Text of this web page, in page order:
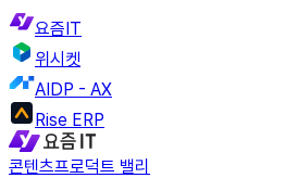
요즘IT
위시켓
AIDP - AX
Rise ERP
콘텐츠프로덕트 밸리